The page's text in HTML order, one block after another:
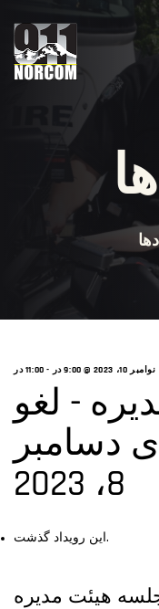
نوامبر 10، 2023 @ 9:00 در - 11:00 در
- لغو
دسامبر
8، 2023
این رویداد گذشت.
هیئت مدیره